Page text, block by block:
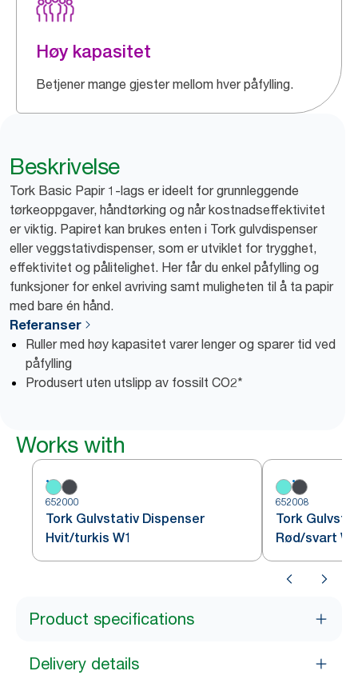
Høy kapasitet
Betjener mange gjester mellom hver påfylling.
Beskrivelse
Tork Basic Papir 1-lags er ideelt for grunnleggende
tørkeoppgaver, håndtørking og når kostnadseffektivitet
er viktig. Papiret kan brukes enten i Tork gulvdispenser
eller veggstativdispenser, som er utviklet for trygghet,
effektivitet og pålitelighet. Her får du enkel påfylling og
funksjoner for enkel avriving samt muligheten til å ta papir
med bare én hånd.
Referanser
Ruller med høy kapasitet varer lenger og sparer tid ved
påfylling
Produsert uten utslipp av fossilt CO2*
Works with
652000
Tork Gulvstativ Dispenser
Hvit/turkis W1
652008
Tork
Rød/svart
Product specifications
Delivery details